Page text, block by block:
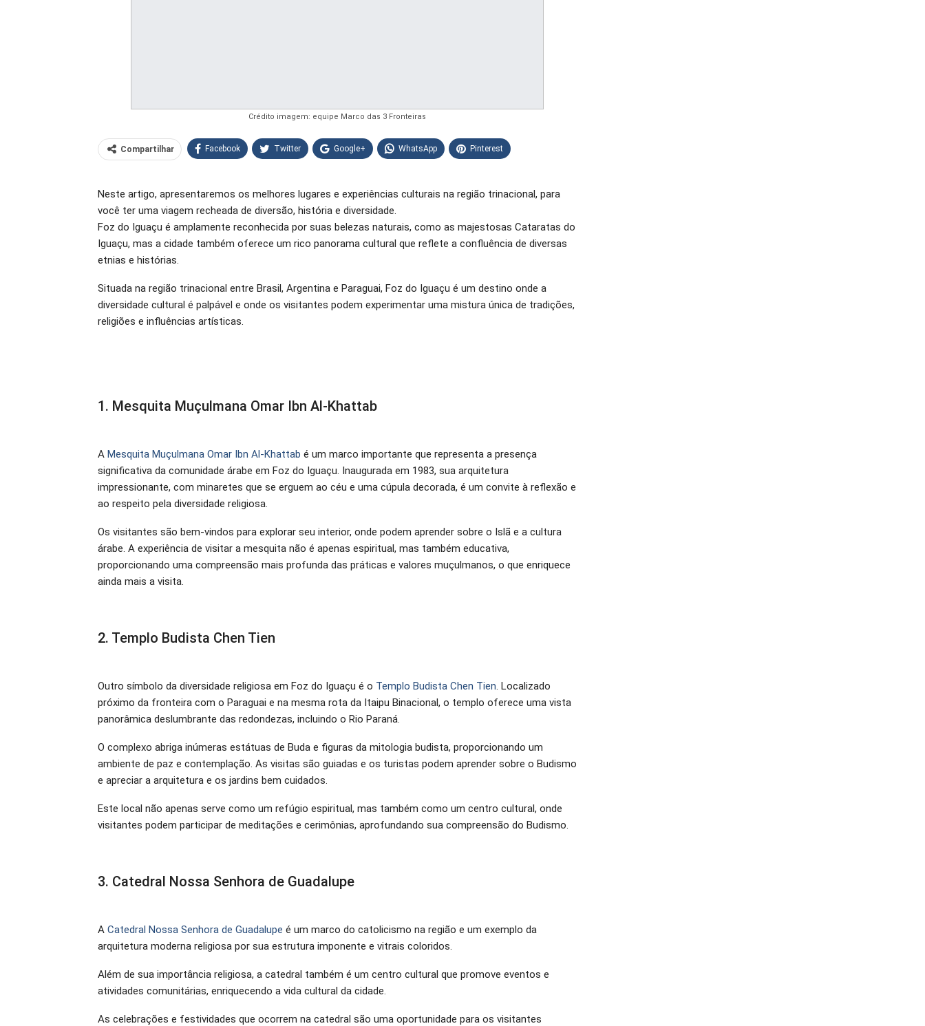
Crédito imagem: equipe Marco das 3 Fronteiras
Compartilhar Facebook Twitter Google+ WhatsApp Pinterest
Neste artigo, apresentaremos os melhores lugares e experiências culturais na região trinacional, para
você ter uma viagem recheada de diversão, história e diversidade.
Foz do Iguaçu é amplamente reconhecida por suas belezas naturais, como as majestosas Cataratas do
Iguaçu, mas a cidade também oferece um rico panorama cultural que reflete a confluência de diversas
etnias e histórias.
Situada na região trinacional entre Brasil, Argentina e Paraguai, Foz do Iguaçu é um destino onde a
diversidade cultural é palpável e onde os visitantes podem experimentar uma mistura única de tradições,
religiões e influências artísticas.
1. Mesquita Muçulmana Omar Ibn Al-Khattab
A Mesquita Muçulmana Omar Ibn Al-Khattab é um marco importante que representa a presença
significativa da comunidade árabe em Foz do Iguaçu. Inaugurada em 1983, sua arquitetura
impressionante, com minaretes que se erguem ao céu e uma cúpula decorada, é um convite à reflexão e
ao respeito pela diversidade religiosa.
Os visitantes são bem-vindos para explorar seu interior, onde podem aprender sobre o Islã e a cultura
árabe. A experiência de visitar a mesquita não é apenas espiritual, mas também educativa,
proporcionando uma compreensão mais profunda das práticas e valores muçulmanos, o que enriquece
ainda mais a visita.
2. Templo Budista Chen Tien
Outro símbolo da diversidade religiosa em Foz do Iguaçu é o Templo Budista Chen Tien . Localizado
próximo da fronteira com o Paraguai e na mesma rota da Itaipu Binacional, o templo oferece uma vista
panorâmica deslumbrante das redondezas, incluindo o Rio Paraná.
O complexo abriga inúmeras estátuas de Buda e figuras da mitologia budista, proporcionando um
ambiente de paz e contemplação. As visitas são guiadas e os turistas podem aprender sobre o Budismo
e apreciar a arquitetura e os jardins bem cuidados.
Este local não apenas serve como um refúgio espiritual, mas também como um centro cultural, onde
visitantes podem participar de meditações e cerimônias, aprofundando sua compreensão do Budismo.
3. Catedral Nossa Senhora de Guadalupe
A Catedral Nossa Senhora de Guadalupe é um marco do catolicismo na região e um exemplo da
arquitetura moderna religiosa por sua estrutura imponente e vitrais coloridos.
Além de sua importância religiosa, a catedral também é um centro cultural que promove eventos e
atividades comunitárias, enriquecendo a vida cultural da cidade.
As celebrações e festividades que ocorrem na catedral são uma oportunidade para os visitantes